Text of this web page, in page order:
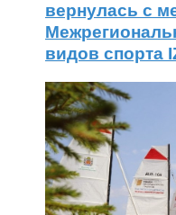
вернулась с
видов спорта